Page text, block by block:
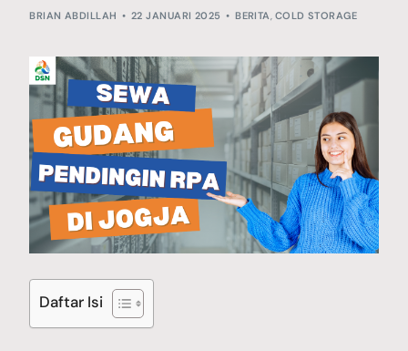
BRIAN ABDILLAH 22 JANUARI 2025 BERITA, COLD STORAGE
Daftar Isi
Penyewaan Cold Storage
Katalog